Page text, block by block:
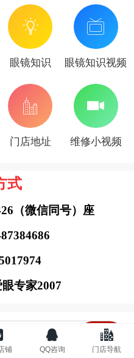
眼镜知识 眼镜知识视频
门店地址 维修小视频
式
（微信同号） 座
专家2007
案例
铺 QQ咨询 门店导航